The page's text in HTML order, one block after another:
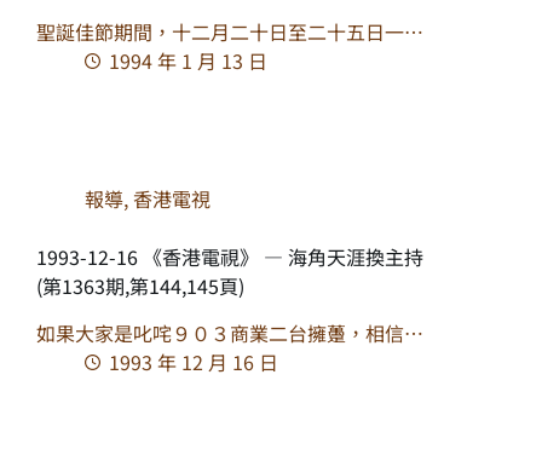
聖誕佳節期間，十二月二十日至二十五日一…
1994 年 1 月 13 日
報導,香港電視
1993-12-16 《香港電視》 — 海角天涯換主持
(第1363期,第144,145頁)
如果大家是叱咤９０３商業二台擁躉，相信…
1993 年 12 月 16 日